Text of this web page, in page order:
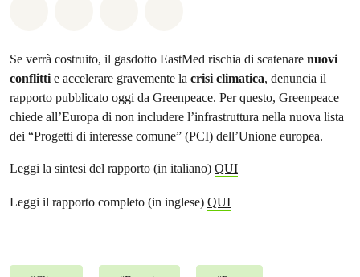
Se verrà costruito, il gasdotto EastMed rischia di scatenare nuovi
conflittie accelerare gravemente la crisi climatica, denuncia il
rapporto pubblicato oggi da Greenpeace. Per questo, Greenpeace
chiede all’Europa di non includere l’infrastruttura nella nuova lista
dei “Progetti di interesse comune” (PCI) dell’Unione europea.
Leggi la sintesi del rapporto (in italiano) QUI
Leggi il rapporto completo (in inglese) QUI